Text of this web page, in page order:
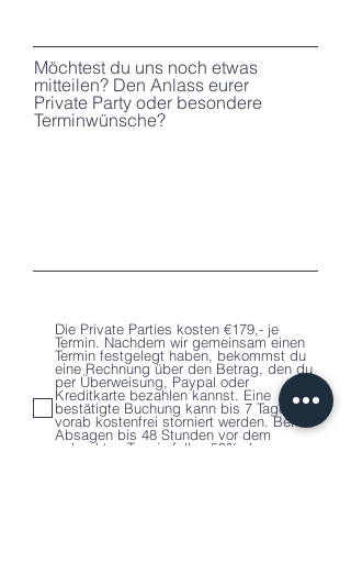
Möchtest du uns noch etwas
mitteilen? Den Anlass eurer
Private Party oder besondere
Terminwünsche?
Die Private Parties kosten €179,- je
Termin. Nachdem wir gemeinsam einen
Termin festgelegt haben, bekommst du
eine Rechnung über den Betrag, den du
per Überweisung, Paypal oder
Kreditkarte bezahlen kannst. Eine
bestätigte Buchung kann bis 7 Tage
vorab kostenfrei storniert werden. Bei
Absagen bis 48 Stunden vor dem
gebuchten Termin fallen 50% des